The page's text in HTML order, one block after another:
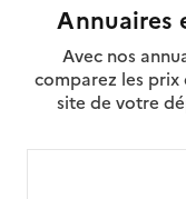
Annuaires
Avec nos
comparez les prix
site de votre